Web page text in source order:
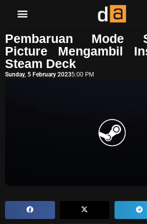
Pembaruan Mode
Picture Mengambil
Steam Deck
Sunday, 5 February 20235:00 PM